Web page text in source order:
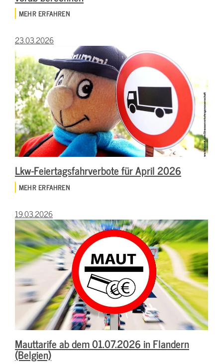
MEHR ERFAHREN
23.03.2026
Lkw-Feiertagsfahrverbote für April 2026
MEHR ERFAHREN
19.03.2026
Mauttarife ab dem 01.07.2026 in Flandern
(Belgien)